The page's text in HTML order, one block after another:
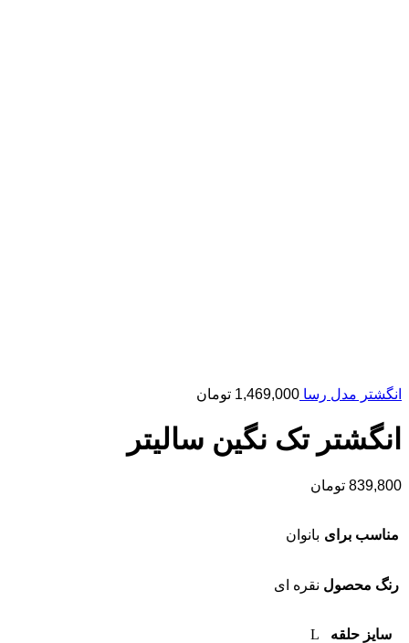
انگشتر مدل رسا 1,469,000 تومان
انگشتر تک نگین سالیتر
839,800 تومان
مناسب برای بانوان
رنگ محصول نقره ای
سایز حلقه L